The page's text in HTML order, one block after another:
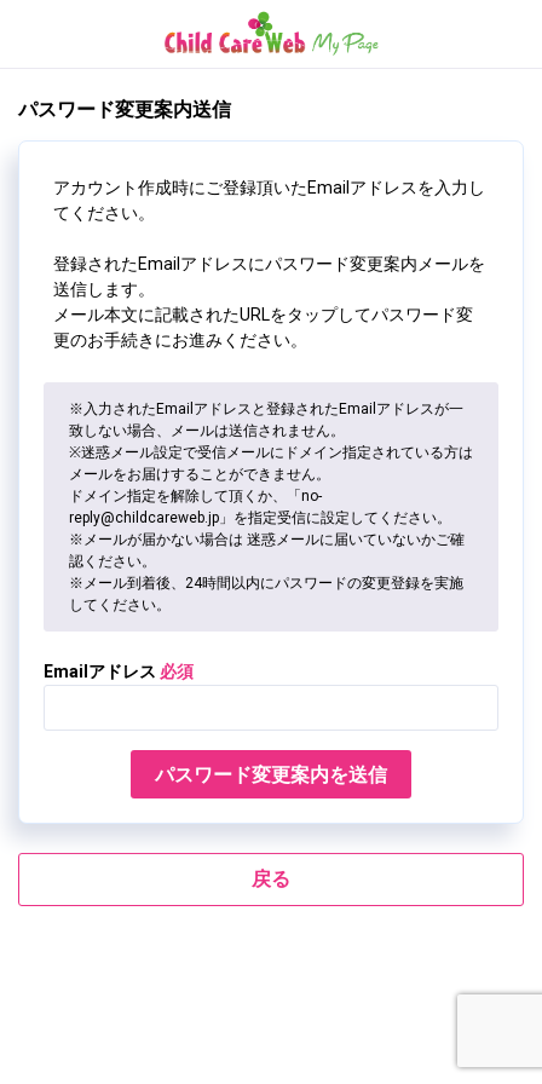
パスワード変更案内送信
アカウント作成時にご登録頂いたEmailアドレスを入力し
てください。
登録されたEmailアドレスにパスワード変更案内メールを
送信します。
メール本文に記載されたURLをタップしてパスワード変
更のお手続きにお進みください。
※入力されたEmailアドレスと登録されたEmailアドレスが一
致しない場合、メールは送信されません。
※迷惑メール設定で受信メールにドメイン指定されている方は
メールをお届けすることができません。
ドメイン指定を解除して頂くか、「 no-
reply@childcareweb.jp 」を指定受信に設定してください。
※メールが届かない場合は 迷惑メールに届いていないかご確
認ください。
※メール到着後、24時間以内にパスワードの変更登録を実施
してください。
Emailアドレス
パスワード変更案内を送信
戻る